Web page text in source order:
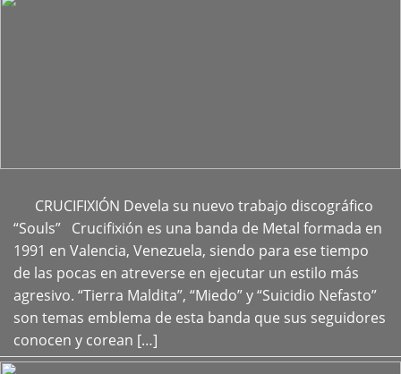
CRUCIFIXIÓN Devela su nuevo trabajo discográfico
“Souls” Crucifixión es una banda de Metal formada en
1991 en Valencia, Venezuela, siendo para ese tiempo
de las pocas en atreverse en ejecutar un estilo más
agresivo. “Tierra Maldita”, “Miedo” y “Suicidio Nefasto”
son temas emblema de esta banda que sus seguidores
conocen y corean […]
+